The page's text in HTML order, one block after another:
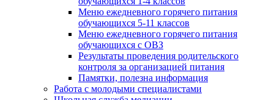
Меню ежедневного горячего питания
обучающихся 5-11 классов
Меню ежедневного горячего питания
обучающихся с ОВЗ
Результаты проведения родительского
контроля за организацией питания
Памятки, полезна информация
Работа с молодыми специалистами